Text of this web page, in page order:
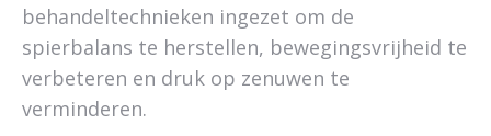
behandeltechnieken ingezet om de
spierbalans te herstellen, bewegingsvrijheid te
verbeteren en druk op zenuwen te
verminderen.